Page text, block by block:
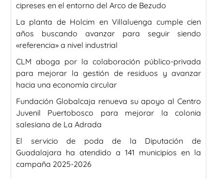
cipreses en el entorno del Arco de Bezudo
La planta de Holcim en Villaluenga cumple cien
años buscando avanzar para seguir siendo
«referencia» a nivel industrial
CLM aboga por la colaboración público-privada
para mejorar la gestión de residuos y avanzar
hacia una economía circular
Fundación Globalcaja renueva su apoyo al Centro
Juvenil Puertobosco para mejorar la colonia
salesiana de La Adrada
El servicio de poda de la Diputación de
Guadalajara ha atendido a 141 municipios en la
campaña 2025-2026